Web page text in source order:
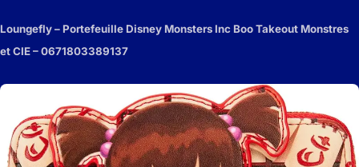
Loungefly – Portefeuille Disney Monsters Inc Boo Takeout Monstres
et CIE – 0671803389137